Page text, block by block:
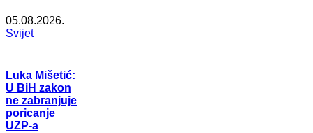
05.08.2026.
Svijet
Luka Mišetić:
U BiH zakon
ne zabranjuje
poricanje
UZP-a